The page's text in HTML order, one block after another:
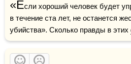
«Если хороший человек будет
в течение ста лет, не останется
убийства». Сколько правды в этих